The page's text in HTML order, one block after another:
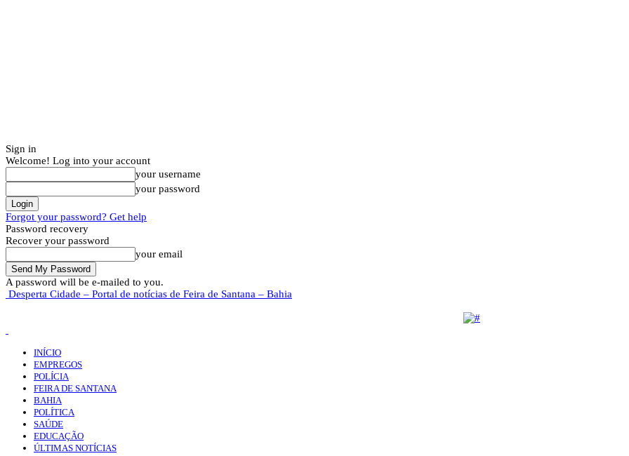
Sign in
Welcome! Log into your account
your username
your password
Forgot your password? Get help
Password recovery
Recover your password
your email
A password will be e-mailed to you.
Desperta Cidade – Portal de notícias de Feira de Santana – Bahia
INÍCIO
EMPREGOS
POLÍCIA
FEIRA DE SANTANA
BAHIA
POLÍTICA
SAÚDE
EDUCAÇÃO
ÚLTIMAS NOTÍCIAS